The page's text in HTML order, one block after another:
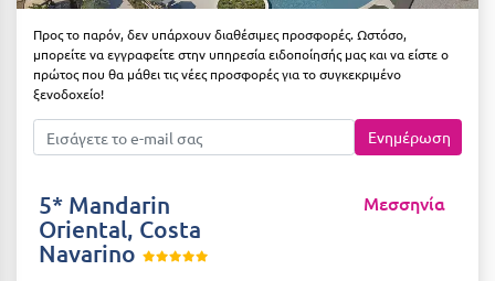
Αλεξανδρούπολη
Αλισσός Αχαΐας
Αλόννησος
Αμάρυνθος
Αμοργός
Διαμονή Μόνο
Πρωινό
Ημιδιατροφή
Πλήρης Διατροφή
All Inclusive
Προς το παρόν, δεν υπάρχουν διαθέσιμες προσφορές. Ωστόσο,
μπορείτε να εγγραφείτε στην υπηρεσία ειδοποίησής μας και να είστε ο
πρώτος που θα μάθει τις νέες προσφορές για το συγκεκριμένο
ξενοδοχείο!
Ενημέρωση
5* Mandarin
Oriental, Costa
Navarino
Μεσσηνία